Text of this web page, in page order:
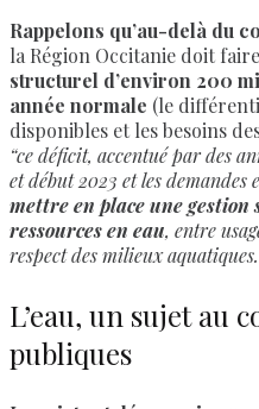
Rappelons qu’au-delà du
la Région Occitanie doit
structurel d’environ 200
année normale (le
disponibles et les besoins
“ce déficit, accentué par des
et début 2023 et les demandes
mettre en place une gestion
ressources en eau, entre
respect des milieux
L’eau, un sujet au
publiques